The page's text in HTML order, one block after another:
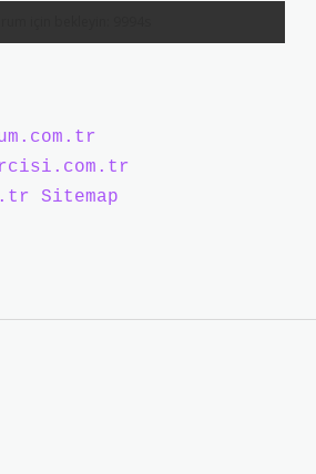
Sitemap